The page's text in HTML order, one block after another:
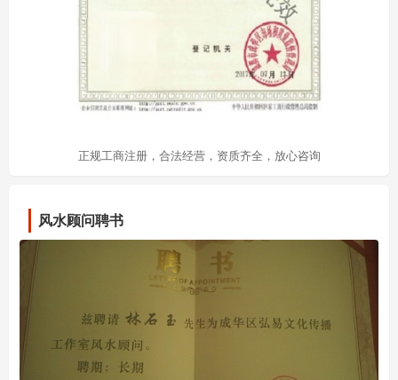
正规工商注册，合法经营，资质齐全，放心咨询
风水顾问聘书